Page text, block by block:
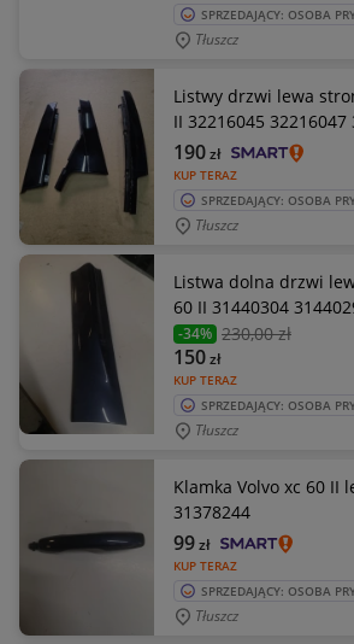
SPRZEDAJĄCY: OSOBA
Tłuszcz
Listwy drzwi lewa
II 32216045
KUP TERAZ
190zł
SPRZEDAJĄCY: OSOBA
Tłuszcz
Listwa dolna drzwi
60 II 31440304
-34% 230,00 zł
KUP TERAZ
150zł
SPRZEDAJĄCY: OSOBA
Tłuszcz
Klamka Volvo xc 60 II
31378244
KUP TERAZ
99zł
SPRZEDAJĄCY: OSOBA
Tłuszcz